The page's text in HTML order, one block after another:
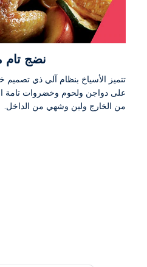
نضج تام
تتميز الأسياخ بنظام آلي ذي
على دواجن ولحوم وخضروات تامة
من الخارج ولين وشهي من الداخل.